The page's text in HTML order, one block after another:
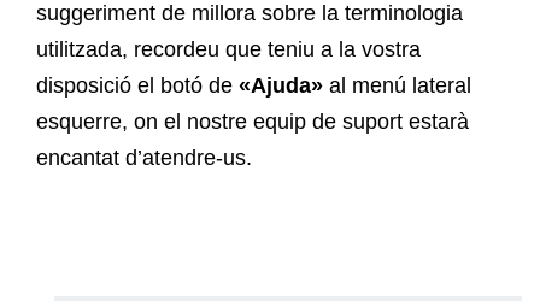
suggeriment de millora sobre la terminologia
utilitzada, recordeu que teniu a la vostra
disposició el botó de «Ajuda» al menú lateral
esquerre, on el nostre equip de suport estarà
encantat d’atendre-us.